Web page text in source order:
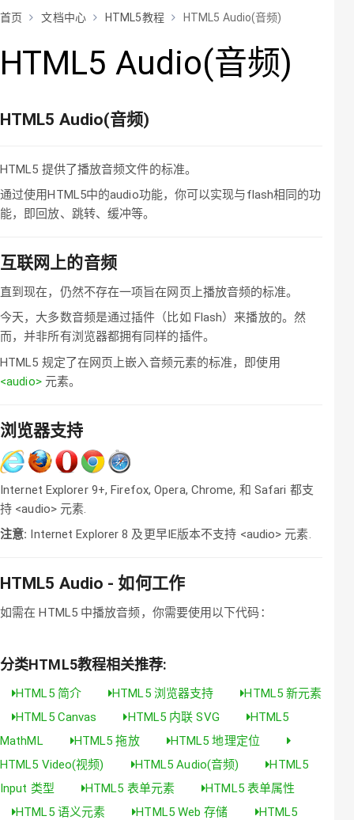
首页 文档中心 HTML5教程 HTML5 Audio(音频)
HTML5 Audio(音频)
HTML5 Audio(音频)
HTML5 提供了播放音频文件的标准。
通过使用HTML5中的audio功能，你可以实现与flash相同的功
能，即回放、跳转、缓冲等。
互联网上的音频
直到现在，仍然不存在一项旨在网页上播放音频的标准。
今天，大多数音频是通过插件（比如 Flash）来播放的。然
而，并非所有浏览器都拥有同样的插件。
HTML5 规定了在网页上嵌入音频元素的标准，即使用
<audio>元素。
浏览器支持
Internet Explorer 9+, Firefox, Opera, Chrome, 和 Safari 都支
持 <audio> 元素.
注意: Internet Explorer 8 及更早IE版本不支持 <audio> 元素.
HTML5 Audio - 如何工作
如需在 HTML5 中播放音频，你需要使用以下代码：
分类HTML5教程相关推荐:
HTML5 简介 HTML5 浏览器支持
HTML5 新元素
HTML5 Canvas
HTML5 内联 SVG
HTML5
MathML
HTML5 拖放
HTML5 地理定位
HTML5 Video(视频)
HTML5 Audio(音频)
HTML5
Input 类型
HTML5 表单元素
HTML5 表单属性
HTML5 语义元素
HTML5 Web 存储
HTML5